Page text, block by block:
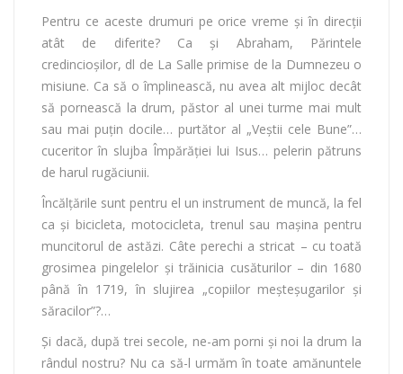
Pentru ce aceste drumuri pe orice vreme şi în direcţii
atât de diferite? Ca şi Abraham, Părintele
credincioşilor, dl de La Salle primise de la Dumnezeu o
misiune. Ca să o împlinească, nu avea alt mijloc decât
să pornească la drum, păstor al unei turme mai mult
sau mai puţin docile… purtător al „Veştii cele Bune”…
cuceritor în slujba Împărăţiei lui Isus… pelerin pătruns
de harul rugăciunii.
Încălţările sunt pentru el un instrument de muncă, la fel
ca şi bicicleta, motocicleta, trenul sau maşina pentru
muncitorul de astăzi. Câte perechi a stricat – cu toată
grosimea pingelelor şi trăinicia cusăturilor – din 1680
până în 1719, în slujirea „copiilor meşteşugarilor şi
săracilor”?…
Şi dacă, după trei secole, ne-am porni şi noi la drum la
rândul nostru? Nu ca să-l urmăm în toate amănuntele